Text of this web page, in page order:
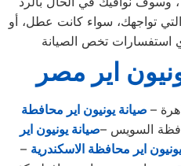
تواجهك، سواء كانت عطل، أو
استفسارات تخص الصيانة
اير مصر
– صيانة يونيون اير محافطة
السويس –صيانة يونيون اير
اير محافظة الاسكندرية –